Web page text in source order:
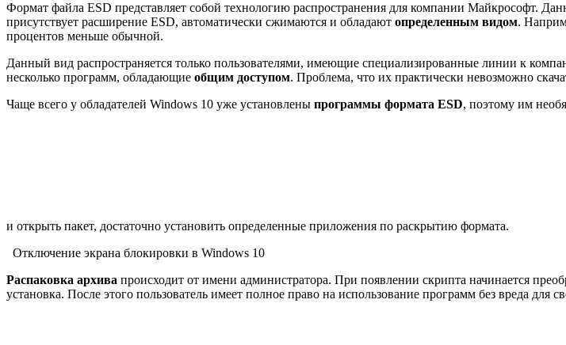
Формат файла ESD представляет собой технологию распространения для компании Майкрософт.
присутствует расширение ESD, автоматически сжимаются и обладают определенным видом.
процентов меньше обычной.
Данный вид распространяется только пользователями, имеющие специализированные линии к
несколько программ, обладающие общим доступом. Проблема, что их практически невозможно
Чаще всего у обладателей Windows 10 уже установлены программы формата ESD, поэтому им
и открыть пакет, достаточно установить определенные приложения по раскрытию формата.
Отключение экрана блокировки в Windows 10
Распаковка архива происходит от имени администратора. При появлении скрипта начинается
установка. После этого пользователь имеет полное право на использование программ без вреда для